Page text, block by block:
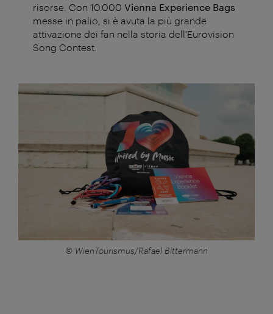
risorse. Con 10.000 Vienna Experience Bags
messe in palio, si è avuta la più grande
attivazione dei fan nella storia dell'Eurovision
Song Contest.
© WienTourismus/Rafael Bittermann